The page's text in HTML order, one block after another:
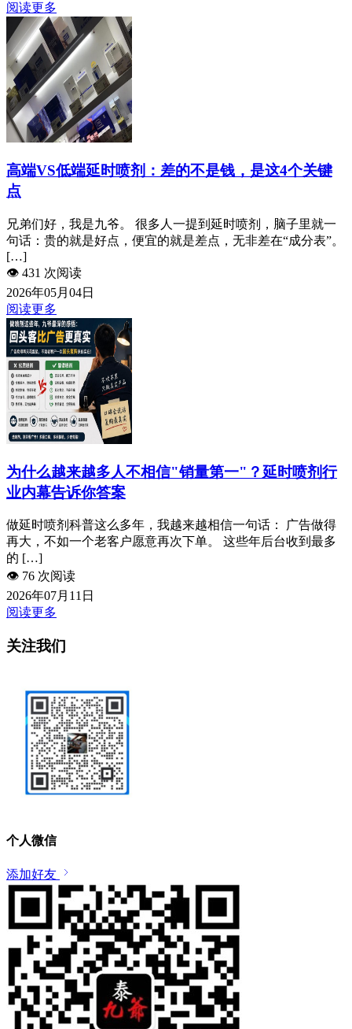
阅读更多
高端VS低端延时喷剂：差的不是钱，是这4个关键
点
兄弟们好，我是九爷。 很多人一提到延时喷剂，脑子里就一
句话：贵的就是好点，便宜的就是差点，无非差在“成分表”。
[…]
👁️ 431 次阅读
2026年05月04日
阅读更多
为什么越来越多人不相信"销量第一"？延时喷剂行
业内幕告诉你答案
做延时喷剂科普这么多年，我越来越相信一句话： 广告做得
再大，不如一个老客户愿意再次下单。 这些年后台收到最多
的 […]
👁️ 76 次阅读
2026年07月11日
阅读更多
关注我们
个人微信
添加好友